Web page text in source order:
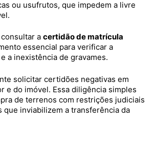
ou usufrutos, que impedem a livre
a certidão de matrícula
essencial para verificar a
a inexistência de gravames.
solicitar certidões negativas em
e do imóvel. Essa diligência simples
de terrenos com restrições judiciais
que inviabilizem a transferência da